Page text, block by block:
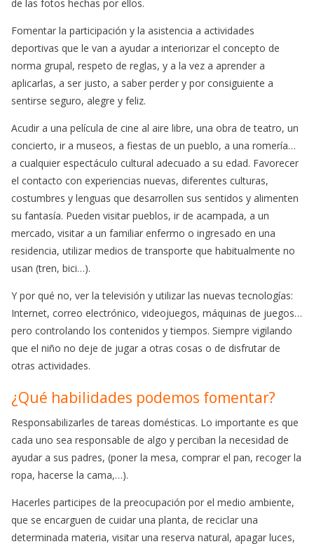
de las fotos hechas por ellos.
Fomentar la participación y la asistencia a actividades
deportivas que le van a ayudar a interiorizar el concepto de
norma grupal, respeto de reglas, y a la vez a aprender a
aplicarlas, a ser justo, a saber perder y por consiguiente a
sentirse seguro, alegre y feliz.
Acudir a una película de cine al aire libre, una obra de teatro, un
concierto, ir a museos, a fiestas de un pueblo, a una romería…
a cualquier espectáculo cultural adecuado a su edad. Favorecer
el contacto con experiencias nuevas, diferentes culturas,
costumbres y lenguas que desarrollen sus sentidos y alimenten
su fantasía. Pueden visitar pueblos, ir de acampada, a un
mercado, visitar a un familiar enfermo o ingresado en una
residencia, utilizar medios de transporte que habitualmente no
usan (tren, bici…).
Y por qué no, ver la televisión y utilizar las nuevas tecnologías:
Internet, correo electrónico, videojuegos, máquinas de juegos…
pero controlando los contenidos y tiempos. Siempre vigilando
que el niño no deje de jugar a otras cosas o de disfrutar de
otras actividades.
¿Qué habilidades podemos fomentar?
Responsabilizarles de tareas domésticas. Lo importante es que
cada uno sea responsable de algo y perciban la necesidad de
ayudar a sus padres, (poner la mesa, comprar el pan, recoger la
ropa, hacerse la cama,…).
Hacerles participes de la preocupación por el medio ambiente,
que se encarguen de cuidar una planta, de reciclar una
determinada materia, visitar una reserva natural, apagar luces,